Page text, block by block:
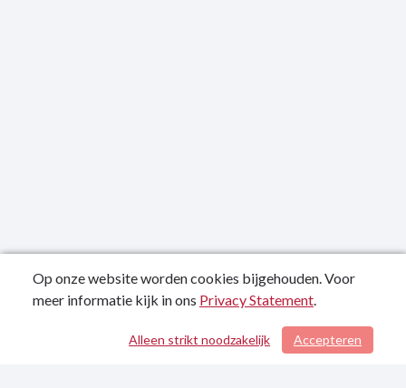
/ 190
Publicatiedatum: 21-06-2024
Op onze website worden cookies bijgehouden. Voor
meer informatie kijk in ons Privacy Statement.
Accepteren
Alleen strikt noodzakelijk